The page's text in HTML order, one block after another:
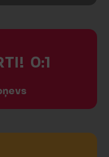
0:1